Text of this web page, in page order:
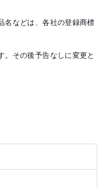
名などは、各社の登録商標
。その後予告なしに変更と